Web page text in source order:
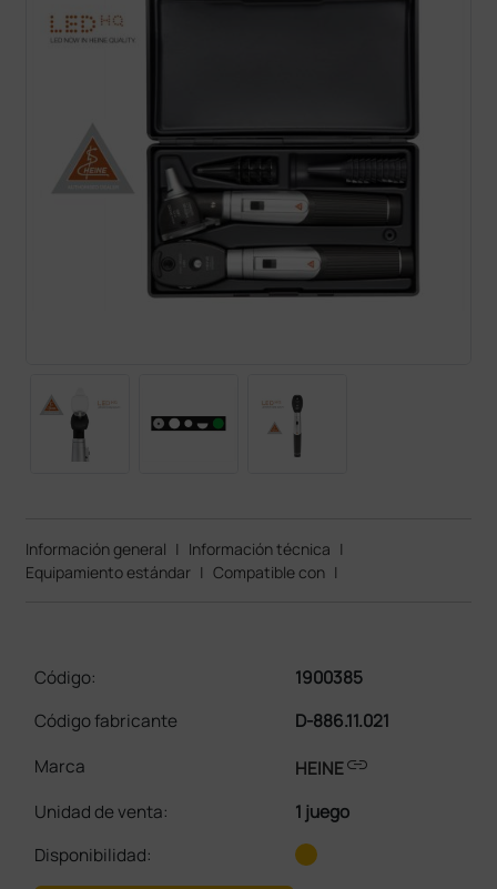
Información general | Información técnica |
Equipamiento estándar | Compatible con |
Código:
1900385
Código fabricante
D-886.11.021
Marca
HEINElink
Unidad de venta:
1 juego
Disponibilidad: